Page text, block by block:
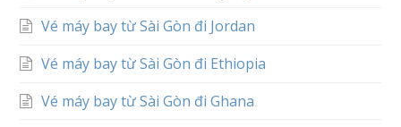
Vé máy bay từ Sài Gòn đi Jordan
Vé máy bay từ Sài Gòn đi Ethiopia
Vé máy bay từ Sài Gòn đi Ghana